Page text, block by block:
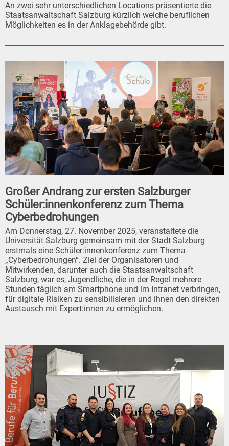
An zwei sehr unterschiedlichen Locations präsentierte die
Staatsanwaltschaft Salzburg kürzlich welche beruflichen
Möglichkeiten es in der Anklagebehörde gibt.
Großer Andrang zur ersten Salzburger
Schüler:innenkonferenz zum Thema
Cyberbedrohungen
Am Donnerstag, 27. November 2025, veranstaltete die
Universität Salzburg gemeinsam mit der Stadt Salzburg
erstmals eine Schüler:innenkonferenz zum Thema
„Cyberbedrohungen“. Ziel der Organisatoren und
Mitwirkenden, darunter auch die Staatsanwaltschaft
Salzburg, war es, Jugendliche, die in der Regel mehrere
Stunden täglich am Smartphone und im Intranet verbringen,
für digitale Risiken zu sensibilisieren und ihnen den direkten
Austausch mit Expert:innen zu ermöglichen.